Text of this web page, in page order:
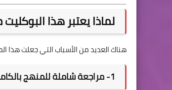
لماذا يعتبر هذا البوكليت
هناك العديد من الأسباب التي جعلت هذا
1- مراجعة شاملة للمنهج بالكامل